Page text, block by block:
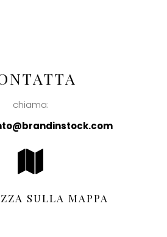
chiama:
SULLA MAPPA